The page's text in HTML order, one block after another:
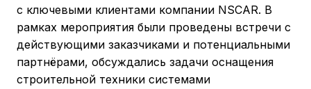
с ключевыми клиентами компании NSCAR. В
рамках мероприятия были проведены встречи с
действующими заказчиками и потенциальными
партнёрами, обсуждались задачи оснащения
строительной техники системами